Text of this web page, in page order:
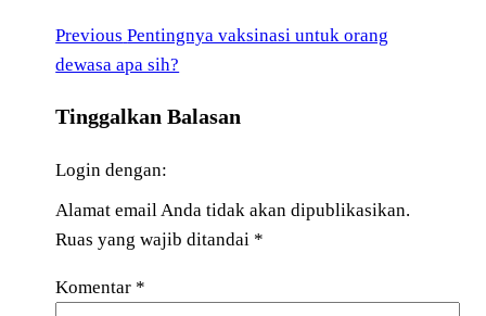
Navigasi
pos
Previous
Post
Previous Pentingnya vaksinasi untuk orang
dewasa apa sih?
Tinggalkan Balasan
Login dengan:
Alamat email Anda tidak akan dipublikasikan.
Ruas yang wajib ditandai *
Komentar *